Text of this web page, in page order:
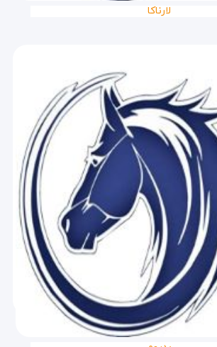
لارناکا